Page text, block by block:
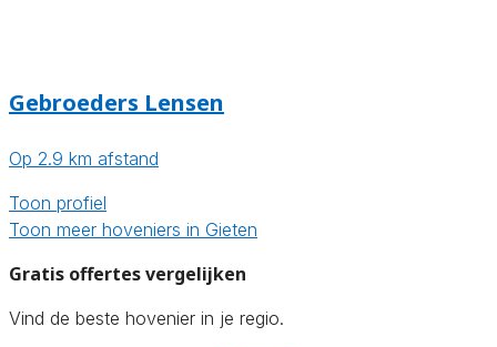
Gebroeders Lensen
Op 2.9 km afstand
Toon profiel
Toon meer hoveniers in Gieten
Gratis offertes vergelijken
Vind de beste hovenier in je regio.